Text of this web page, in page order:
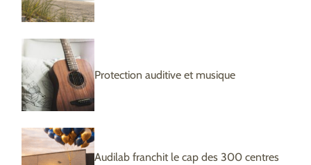
Protection auditive et musique
Audilab franchit le cap des 300 centres